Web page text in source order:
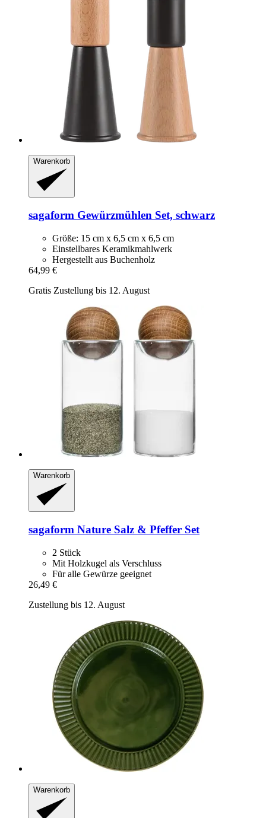
Warenkorb
sagaform Gewürzmühlen Set, schwarz
Größe: 15 cm x 6,5 cm x 6,5 cm
Einstellbares Keramikmahlwerk
Hergestellt aus Buchenholz
64,99 €
Gratis Zustellung bis 12. August
Warenkorb
sagaform Nature Salz & Pfeffer Set
2 Stück
Mit Holzkugel als Verschluss
Für alle Gewürze geeignet
26,49 €
Zustellung bis 12. August
Warenkorb